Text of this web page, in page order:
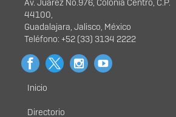
Av. Juárez No.976, Colonia Centro, C.P.
44100,
Guadalajara, Jalisco, México
Teléfono: +52 (33) 3134 2222
Menú
Inicio
Directorio